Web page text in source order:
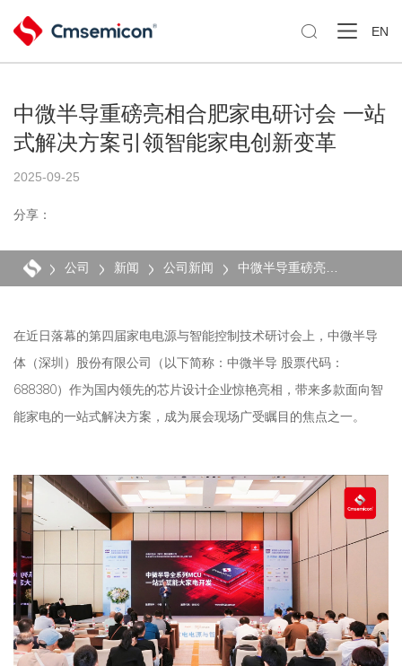
 EN
中微半导重磅亮相合肥家电研讨会 一站
式解决方案引领智能家电创新变革
2025-09-25
分享：
公司 新闻 公司新闻
在近日落幕的第四届家电电源与智能控制技术研讨会上，中微半导
体（深圳）股份有限公司（以下简称：中微半导 股票代码：
688380）作为国内领先的芯片设计企业惊艳亮相，带来多款面向智
能家电的一站式解决方案，成为展会现场广受瞩目的焦点之一。